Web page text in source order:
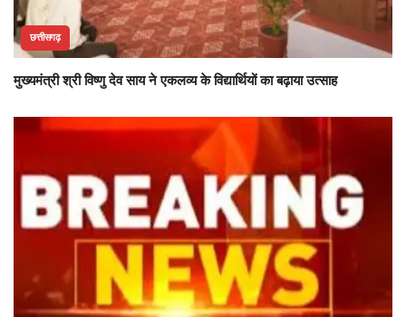
छत्तीसगढ़
मुख्यमंत्री श्री विष्णु देव साय ने एकलव्य के विद्यार्थियों का बढ़ाया उत्साह